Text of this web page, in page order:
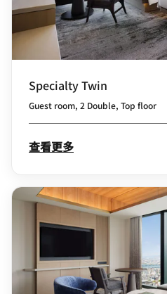
Specialty Twin
Guest room, 2 Double, Top floor
查看更多